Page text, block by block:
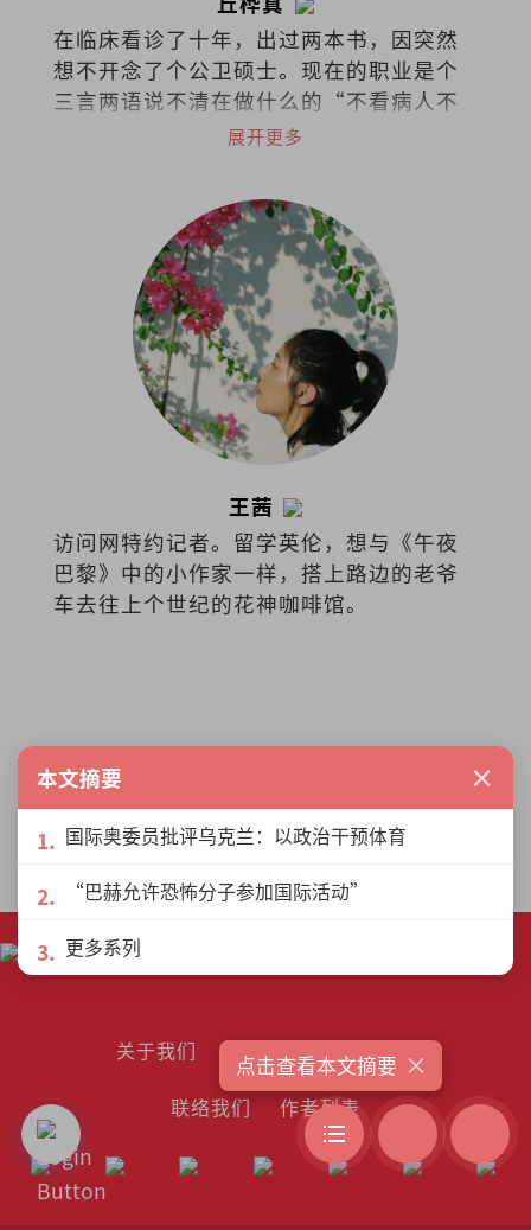
在临床看诊了十年，出过两本书，因突然
想不开念了个公卫硕士。现在的职业是个
三言两语说不清在做什么的“不看病人不
看诊的医生“(叹)。展开更多
王茜
访问网特约记者。留学英伦，想与《午夜
巴黎》中的小作家一样，搭上路边的老爷
车去往上个世纪的花神咖啡馆。
关于我们 许可协议
隐私政策
联络我们
作者列表
本文摘要 ×
国际奥委员批评乌克兰：以政治干预体育
“巴赫允许恐怖分子参加国际活动”
更多系列
点击查看本文摘要 ×